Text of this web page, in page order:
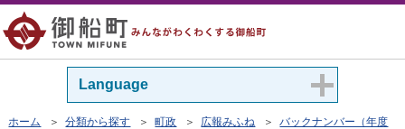
Language
ホーム ＞分類から探す ＞町政 ＞ 広報みふね ＞バックナンバー（年度